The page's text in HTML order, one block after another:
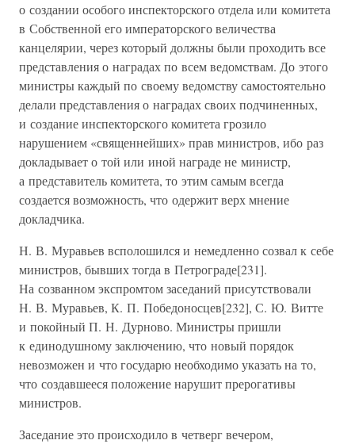
о создании особого инспекторского отдела или комитета
в Собственной его императорского величества
канцелярии, через который должны были проходить все
представления о наградах по всем ведомствам. До этого
министры каждый по своему ведомству самостоятельно
делали представления о наградах своих подчиненных,
и создание инспекторского комитета грозило
нарушением «священнейших» прав министров, ибо раз
докладывает о той или иной награде не министр,
а представитель комитета, то этим самым всегда
создается возможность, что одержит верх мнение
докладчика.
Н. В. Муравьев всполошился и немедленно созвал к себе
министров, бывших тогда в Петрограде[231].
На созванном экспромтом заседаний присутствовали
Н. В. Муравьев, К. П. Победоносцев[232], С. Ю. Витте
и покойный П. Н. Дурново. Министры пришли
к единодушному заключению, что новый порядок
невозможен и что государю необходимо указать на то,
что создавшееся положение нарушит прерогативы
министров.
Заседание это происходило в четверг вечером,